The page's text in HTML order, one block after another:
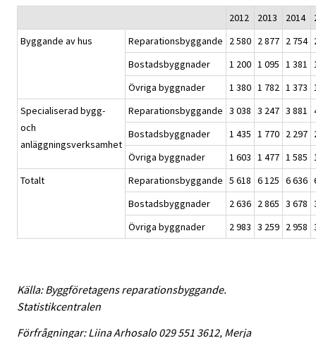
2012 2013 2014
Byggande av hus
Reparationsbyggande 2 580 2 877 2 754
Bostadsbyggnader
1 200 1 095 1 381
Övriga byggnader
1 380 1 782 1 373
Specialiserad bygg-
och
anläggningsverksamhet
Reparationsbyggande 3 038 3 247 3 881
Bostadsbyggnader
1 435 1 770 2 297
Övriga byggnader
1 603 1 477 1 585
Totalt
Reparationsbyggande 5 618 6 125 6 636
Bostadsbyggnader
2 636 2 865 3 678
Övriga byggnader
2 983 3 259 2 958
Källa: Byggföretagens reparationsbyggande.
Statistikcentralen
Förfrågningar: Liina Arhosalo 029 551 3612, Merja